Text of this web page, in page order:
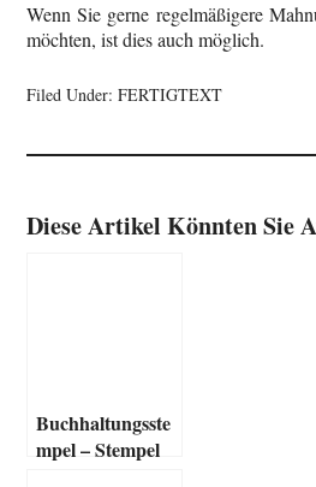
Wenn Sie gerne regelmäßigere
möchten, ist dies auch möglich.
Filed Under:FERTIGTEXT
Diese Artikel Könnten Sie
Buchhaltungsste
mpel – Stempel